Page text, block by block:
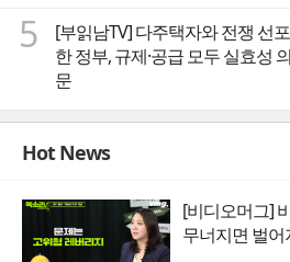
5
[부읽남TV] 다주택자와 전쟁 선포
한 정부, 규제·공급 모두 실효성 의
문
Hot News
[비디오머그]
무너지면 벌어